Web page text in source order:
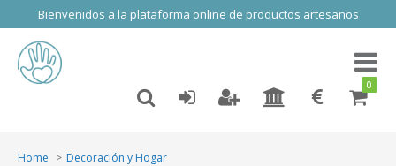
Bienvenidos a la plataforma online de productos artesanos
Toggle
0
Home Decoración y Hogar